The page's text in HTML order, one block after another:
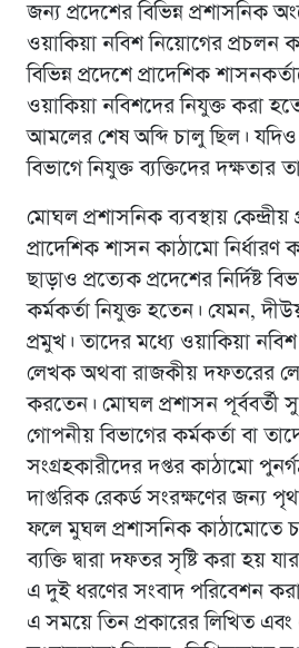
জন্য প্রদেশের বিভিন্ন প্রশাসনিক
ওয়াকিয়া নবিশ নিয়োগের প্রচলন
বিভিন্ন প্রদেশে প্রাদেশিক
ওয়াকিয়া নবিশদের নিযুক্ত করা
আমলের শেষ অব্দি চালু ছিল।
বিভাগে নিযুক্ত ব্যক্তিদের
মোঘল প্রশাসনিক ব্যবস্থায়
প্রাদেশিক শাসন কাঠামো
ছাড়াও প্রত্যেক প্রদেশের নির্দিষ্ট
কর্মকর্তা নিযুক্ত হতেন। যেমন,
প্রমুখ। তাদের মধ্যে ওয়াকিয়া
লেখক অথবা রাজকীয় দফতরের
করতেন। মোঘল প্রশাসন পূর্ববর্তী
গোপনীয় বিভাগের কর্মকর্তা বা
সংগ্রহকারীদের দপ্তর কাঠামো
দাপ্তরিক রেকর্ড সংরক্ষণের জন্য
ফলে মুঘল প্রশাসনিক কাঠামোতে
ব্যক্তি দ্বারা দফতর সৃষ্টি করা হয়
এ দুই ধরণের সংবাদ পরিবেশন
এ সময়ে তিন প্রকারের লিখিত